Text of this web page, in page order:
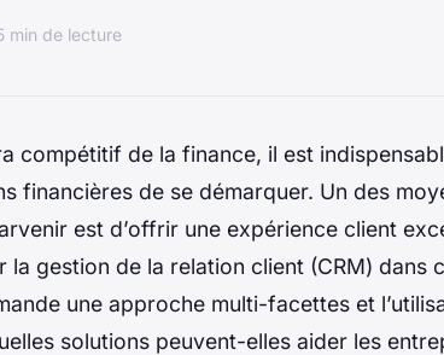
min de lecture
compétitif de la finance, il est
financières de se démarquer. Un des
est d’offrir une expérience client
la gestion de la relation client (CRM) dans
une approche multi-facettes et
solutions peuvent-elles aider les